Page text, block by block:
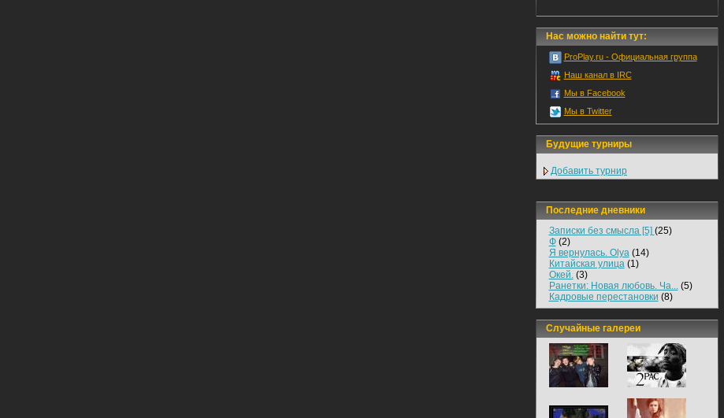
Нас можно найти тут:
ProPlay.ru - Официальная группа
Наш канал в IRC
Мы в Facebook
Мы в Twitter
Будущие турниры
Добавить турнир
Последние дневники
Записки без смысла [5] (25)
Ф(2)
Я вернулась. Olya(14)
Китайская улица(1)
Окей.(3)
Ранетки: Новая любовь. Ча...(5)
Кадровые перестановки (8)
Случайные галереи